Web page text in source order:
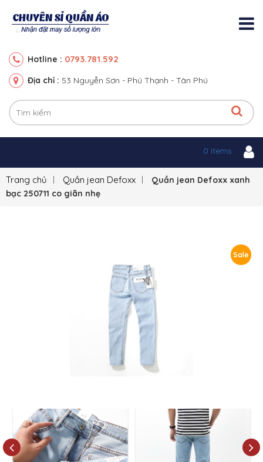
Hotline : 0793.781.592
Địa chỉ : 53 Nguyễn Sơn - Phú Thạnh - Tân Phú
0 items
Trang chủ Quần jean Defoxx
Quần jean Defoxx xanh
bạc 250711 co giãn nhẹ
Sale